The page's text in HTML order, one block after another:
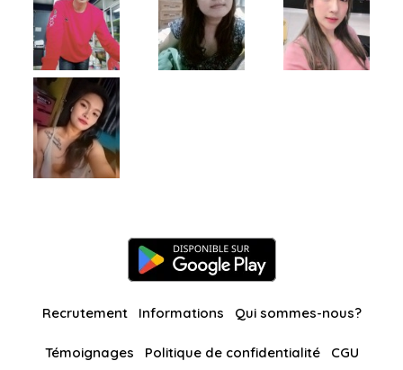
Recrutement Informations Qui sommes-nous?
Témoignages Politique de confidentialité CGU